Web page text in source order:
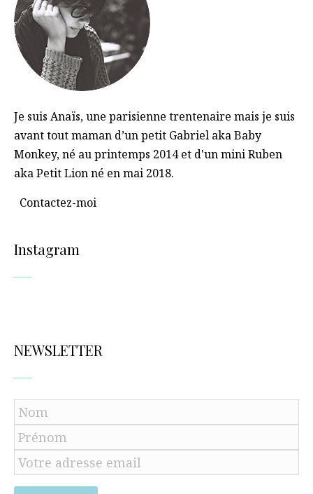
Je suis Anaïs, une parisienne trentenaire mais je suis
avant tout maman d’un petit Gabriel aka Baby
Monkey, né au printemps 2014 et d'un mini Ruben
aka Petit Lion né en mai 2018.
Contactez-moi
Instagram
NEWSLETTER